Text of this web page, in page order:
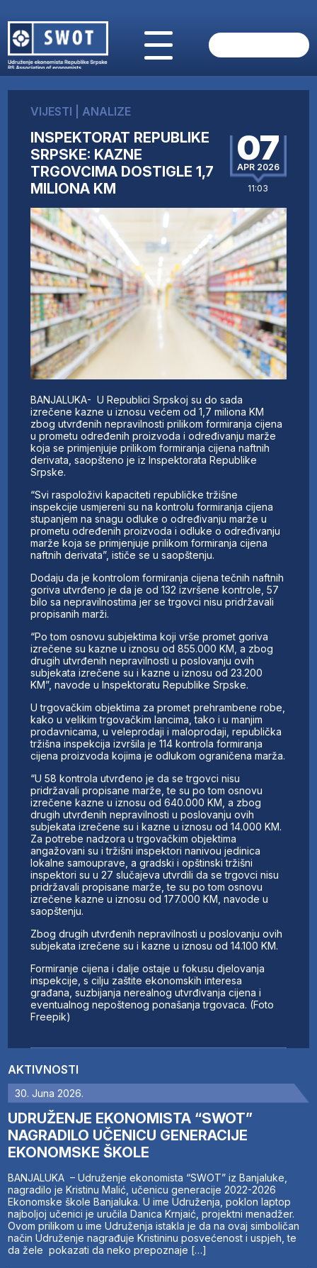
O NAMA
AKTUELNO
ANALIZE
KOMPANIJE
FINANSIJE
IZ STRANIH MEDIJA
AKTIVNOSTI
SWOT INTERVJU
UČLANI SE
KONTAKT
AKTIVNOSTI
30. Juna 2026.
UDRUŽENJE EKONOMISTA “SWOT”
NAGRADILO UČENICU GENERACIJE
EKONOMSKE ŠKOLE
BANJALUKA – Udruženje ekonomista “SWOT” iz Banjaluke,
nagradilo je Kristinu Malić, učenicu generacije 2022-2026
Ekonomske škole Banjaluka. U ime Udruženja, poklon laptop
najboljoj učenici je uručila Danica Krnjaić, projektni menadžer.
Ovom prilikom u ime Udruženja istakla je da na ovaj simboličan
način Udruženje nagrađuje Kristininu posvećenost i uspjeh, te
da žele pokazati da neko prepoznaje […]
VIJESTI ANALIZE
INSPEKTORAT REPUBLIKE
SRPSKE: KAZNE
TRGOVCIMA DOSTIGLE 1,7
MILIONA KM
07
APR 2026
11:03
BANJALUKA- U Republici Srpskoj su do sada
izrečene kazne u iznosu većem od 1,7 miliona KM
zbog utvrđenih nepravilnosti prilikom formiranja cijena
u prometu određenih proizvoda i određivanju marže
koja se primjenjuje prilikom formiranja cijena naftnih
derivata, saopšteno je iz Inspektorata Republike
Srpske.
“Svi raspoloživi kapaciteti republičke tržišne
inspekcije usmjereni su na kontrolu formiranja cijena
stupanjem na snagu odluke o određivanju marže u
prometu određenih proizvoda i odluke o određivanju
marže koja se primjenjuje prilikom formiranja cijena
naftnih derivata”, ističe se u saopštenju.
Dodaju da je kontrolom formiranja cijena tečnih naftnih
goriva utvrđeno je da je od 132 izvršene kontrole, 57
bilo sa nepravilnostima jer se trgovci nisu pridržavali
propisanih marži.
“Po tom osnovu subjektima koji vrše promet goriva
izrečene su kazne u iznosu od 855.000 KM, a zbog
drugih utvrđenih nepravilnosti u poslovanju ovih
subjekata izrečene su i kazne u iznosu od 23.200
KM”, navode u Inspektoratu Republike Srpske.
U trgovačkim objektima za promet prehrambene robe,
kako u velikim trgovačkim lancima, tako i u manjim
prodavnicama, u veleprodaji i maloprodaji, republička
tržišna inspekcija izvršila je 114 kontrola formiranja
cijena proizvoda kojima je odlukom ograničena marža.
“U 58 kontrola utvrđeno je da se trgovci nisu
pridržavali propisane marže, te su po tom osnovu
izrečene kazne u iznosu od 640.000 KM, a zbog
drugih utvrđenih nepravilnosti u poslovanju ovih
subjekata izrečene su i kazne u iznosu od 14.000 KM.
Za potrebe nadzora u trgovačkim objektima
angažovani su i tržišni inspektori nanivou jedinica
lokalne samouprave, a gradski i opštinski tržišni
inspektori su u 27 slučajeva utvrdili da se trgovci nisu
pridržavali propisane marže, te su po tom osnovu
izrečene kazne u iznosu od 177.000 KM, navode u
saopštenju.
Zbog drugih utvrđenih nepravilnosti u poslovanju ovih
subjekata izrečene su i kazne u iznosu od 14.100 KM.
Formiranje cijena i dalje ostaje u fokusu djelovanja
inspekcije, s cilju zaštite ekonomskih interesa
građana, suzbijanja nerealnog utvrđivanja cijena i
eventualnog nepoštenog ponašanja trgovaca. (Foto
Freepik)